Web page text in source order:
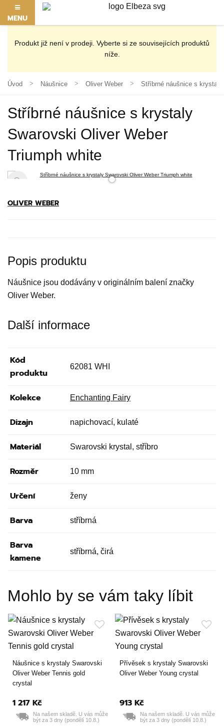
MENU
Produkt již není v prodeji. Vyberte si ze souvisejících produktů
níže.
Úvod Náušnice Oliver Weber Stříbrné náušnice s
Stříbrné náušnice s krystaly
Swarovski Oliver Weber
Triumph white
OLIVER WEBER
Popis produktu
Náušnice jsou dodávány v originálním balení značky
Oliver Weber.
Další informace
Kód
produktu
62081 WHI
Kolekce Enchanting Fairy
Dizajn napichovací, kulaté
Materiál Swarovski krystal, stříbro
Rozměr 10 mm
Určení ženy
Barva stříbrná
Barva
kamene
stříbrná, čirá
Mohlo by se vám taky líbit
Náušnice s krystaly Swarovski
Oliver Weber Tennis gold
crystal
1 217 Kč
Na našem skladě. U vás může
být za 3 dny (pondělí 10.8.)
Přívěsek s krystaly Swarovski
Oliver Weber Young crystal
913 Kč
Na našem skladě. U vás může
být za 3 dny (pondělí 10.8.)